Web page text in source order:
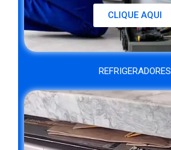
CLIQUE AQUI
REFRIGERADORES